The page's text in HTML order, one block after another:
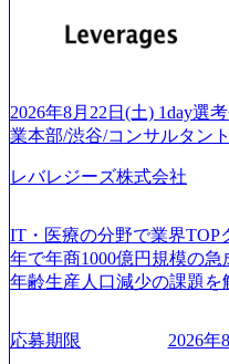
2026年8月22日(土) 1day選
業本部/渋谷/コンサルタン
レバレジーズ株式会社
IT・医療の分野で業界TOP
年で年商1000億円規模の
年齢生産人口減少の課題
以上の事業を展開する オ
ており社内で新しい事業開
応募期限
2026年